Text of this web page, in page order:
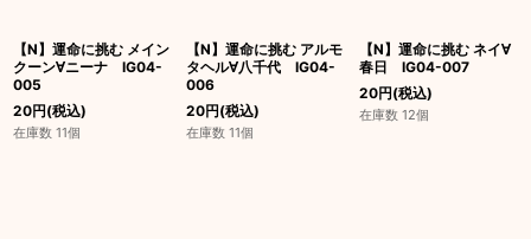
【N】運命に挑む メイン
クーン∀ニーナ IG04-
005
20円(税込)
在庫数 11個
【N】運命に挑む アルモ
タヘル∀八千代 IG04-
006
20円(税込)
在庫数 11個
【N】運命に挑む ネイ∀
春日 IG04-007
20円(税込)
在庫数 12個